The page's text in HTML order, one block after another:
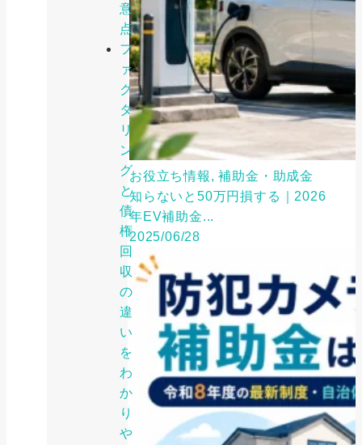
意
点
フ
ァ
ク
タ
リ
ン
グ
と
債
権
回
収
の
違
い
を
わ
か
り
や
お役立ち情報, 補助金・助成金
知らないと50万円損する｜2026
年EV補助金...
2025/06/28